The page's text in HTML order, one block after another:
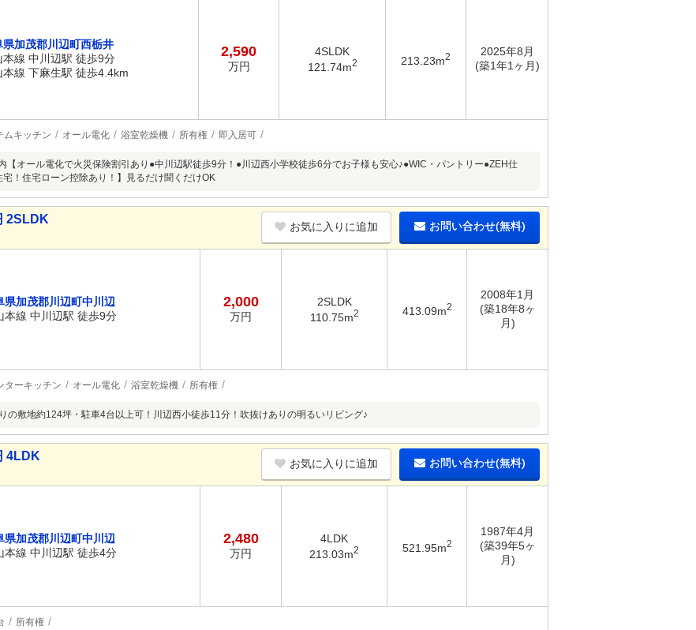
県加茂郡川辺町西栃井
本線 中川辺駅 徒歩9分
本線 下麻生駅 徒歩4.4km
2,590
万円
4SLDK
121.74m2 213.23m2
2025年8月
(築1年1ヶ月)
ムキッチン オール電化 浴室乾燥機 所有権 即入居可
【オール電化で火災保険割引あり●中川辺駅徒歩9分！●川辺西小学校徒歩6分でお子様も安心♪●WIC・パントリー●ZEH仕
！住宅ローン控除あり！】見るだけ聞くだけOK
2SLDK
お気に入りに追加 お問い合わせ(無料)
県加茂郡川辺町中川辺
本線 中川辺駅 徒歩9分
2,000
万円
2SLDK
110.75m2 413.09m2
2008年1月
(築18年8ヶ
月)
ターキッチン オール電化 浴室乾燥機 所有権
の敷地約124坪・駐車4台以上可！川辺西小徒歩11分！吹抜けありの明るいリビング♪
4LDK
お気に入りに追加 お問い合わせ(無料)
県加茂郡川辺町中川辺
本線 中川辺駅 徒歩4分
2,480
万円
4LDK
213.03m2 521.95m2
1987年4月
(築39年5ヶ
月)
所有権